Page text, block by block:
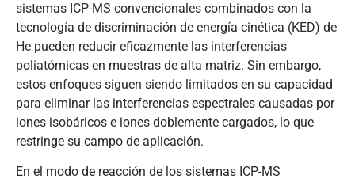
sistemas ICP-MS convencionales combinados con la
tecnología de discriminación de energía cinética (KED) de
He pueden reducir eficazmente las interferencias
poliatómicas en muestras de alta matriz. Sin embargo,
estos enfoques siguen siendo limitados en su capacidad
para eliminar las interferencias espectrales causadas por
iones isobáricos e iones doblemente cargados, lo que
restringe su campo de aplicación.
En el modo de reacción de los sistemas ICP-MS